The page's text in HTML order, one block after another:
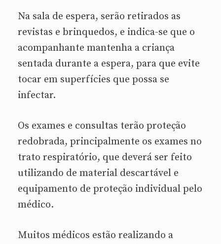
Na sala de espera, serão retirados as
revistas e brinquedos, e indica-se que o
acompanhante mantenha a criança
sentada durante a espera, para que evite
tocar em superfícies que possa se
infectar.
Os exames e consultas terão proteção
redobrada, principalmente os exames no
trato respiratório, que deverá ser feito
utilizando de material descartável e
equipamento de proteção individual pelo
médico.
Muitos médicos estão realizando a